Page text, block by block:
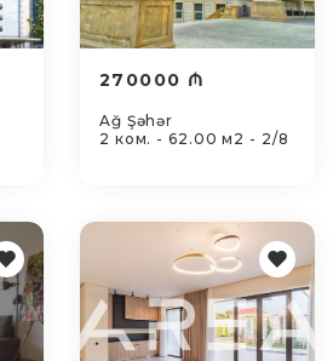
270000 ₼
Ağ Şəhər
2 ком. - 62.00 м2 - 2/8